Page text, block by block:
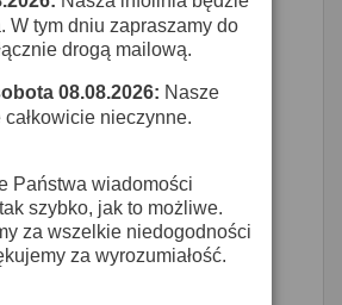
Wygodna walizka,
elementy systemu,
przed uszkodzeniem.
UHF
- 865 MHz
50Hz – 15 kHz
W tym dniu zapraszamy do
drogą mailową.
08.08.2026: Nasze
nieczynne.
Państwa wiadomości
szybko, jak to możliwe.
za wszelkie niedogodności
za wyrozumiałość.